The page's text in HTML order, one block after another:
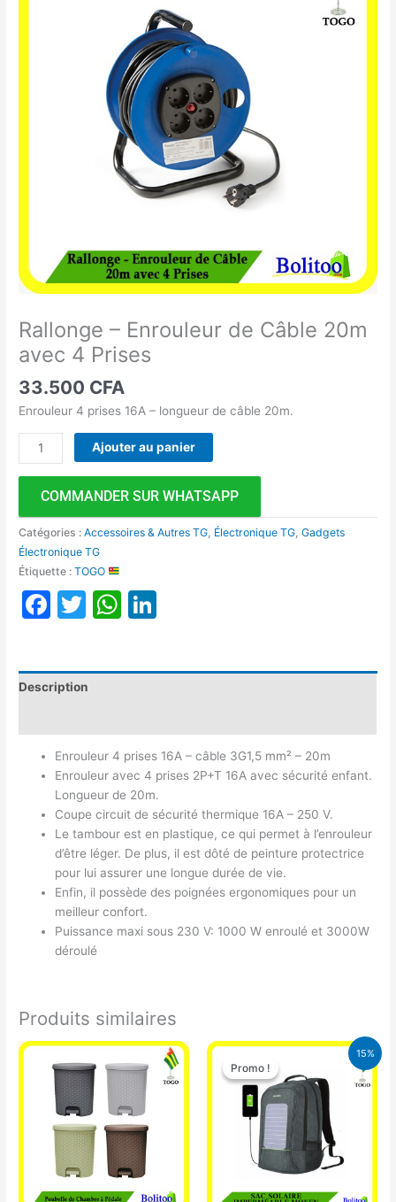
Rallonge – Enrouleur de Câble 20m
avec 4 Prises
33.500 CFA
Enrouleur 4 prises 16A – longueur de câble 20m.
Ajouter au panier
COMMANDER SUR WHATSAPP
Catégories :Accessoires & Autres TG Électronique TG ,Gadgets
Électronique TG
Étiquette :TOGO
Facebook
TwitterWhatsApp
Description
Enrouleur 4 prises 16A – câble 3G1,5 mm² – 20m
Enrouleur avec 4 prises 2P+T 16A avec sécurité enfant.
Longueur de 20m.
Coupe circuit de sécurité thermique 16A – 250 V.
Le tambour est en plastique, ce qui permet à l’enrouleur
d’être léger. De plus, il est dôté de peinture protectrice
pour lui assurer une longue durée de vie.
Enfin, il possède des poignées ergonomiques pour un
meilleur confort.
Puissance maxi sous 230 V: 1000 W enroulé et 3000W
déroulé
Produits similaires
15%
Promo !
Promo !
Le
prix
initial
était :
29.500 CFA.
Le
prix
actuel